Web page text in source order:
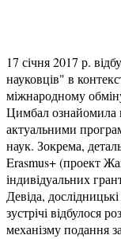
17 січня 2017 р.
науковців" в
міжнародному
Цимбал ознайомила
актуальними
наук. Зокрема,
Erasmus+ (проект
індивідуальних
Девіда,
зустрічі відбулося
механізму подання